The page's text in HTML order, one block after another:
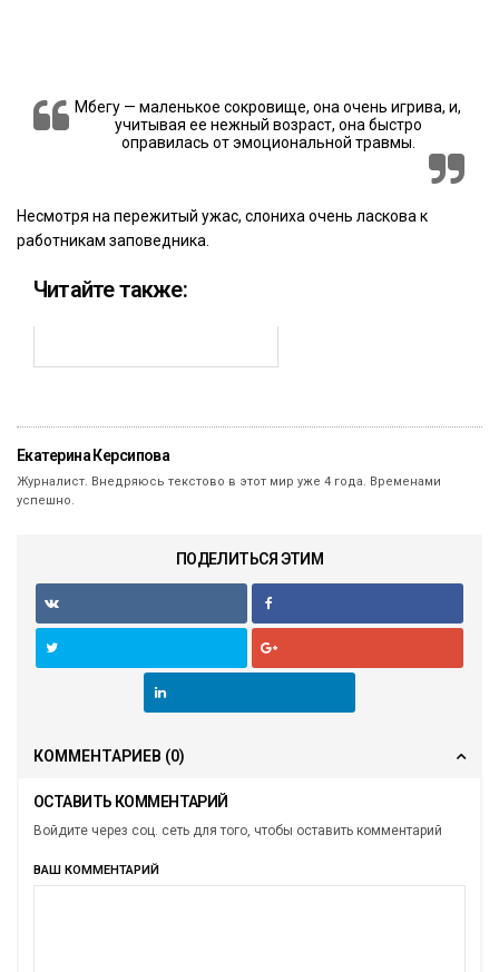
Мбегу — маленькое сокровище, она очень игрива, и,
учитывая ее нежный возраст, она быстро
оправилась от эмоциональной травмы.
Несмотря на пережитый ужас, слониха очень ласкова к
работникам заповедника.
Читайте также:
Екатерина Керсипова
Журналист. Внедряюсь текстово в этот мир уже 4 года. Временами
успешно.
ПОДЕЛИТЬСЯ ЭТИМ
КОММЕНТАРИЕВ (0)
ОСТАВИТЬ КОММЕНТАРИЙ
Войдите через соц. сеть для того, чтобы оставить комментарий
ВАШ КОММЕНТАРИЙ